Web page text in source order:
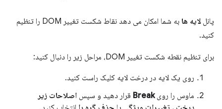
پانللایه ها
به شما امکان می دهد نقاط شکست تغییر DOM را تنظیم
کنید.
برای تنظیم نقطه شکست تغییر DOM، مراحل زیر را دنبال کنید:
روی یک لایه در درخت لایه کلیک راست کنید.
ماوس را رویBreak قرار دهید و سپس اصلاحات زیر